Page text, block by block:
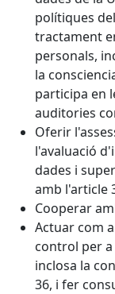
polítiques
tractament
personals,
la
participa en
auditories
Oferir
l'avaluació
dades i
amb l'article
Cooperar
Actuar com
control per
inclosa la
36, i fer